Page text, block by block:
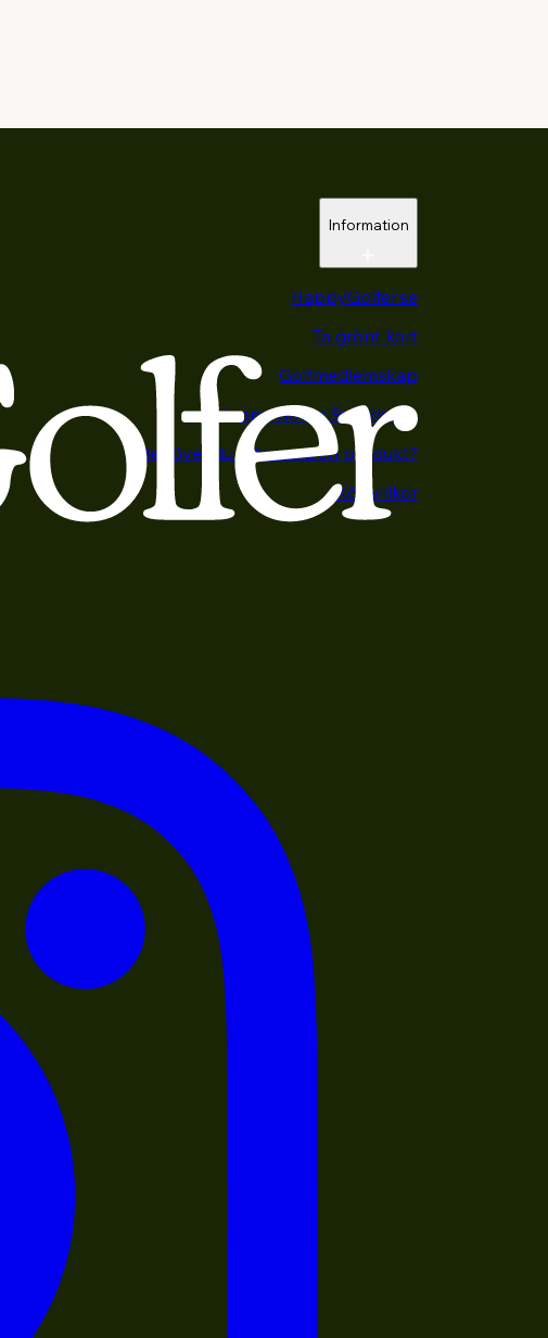
Information
HappyGolfer.se
Ta grönt kort
Golfmedlemskap
Happy Golfer Stockholm
Behöver du returnera en produkt?
Köpvillkor